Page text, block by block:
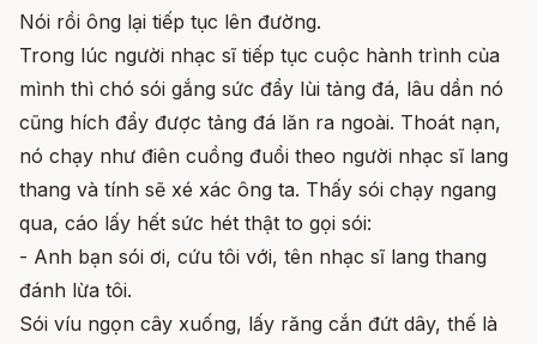
Nói rồi ông lại tiếp tục lên đường.
Trong lúc người nhạc sĩ tiếp tục cuộc hành trình của
mình thì chó sói gắng sức đẩy lùi tảng đá, lâu dần nó
cũng hích đẩy được tảng đá lăn ra ngoài. Thoát nạn,
nó chạy như điên cuồng đuổi theo người nhạc sĩ lang
thang và tính sẽ xé xác ông ta. Thấy sói chạy ngang
qua, cáo lấy hết sức hét thật to gọi sói:
- Anh bạn sói ơi, cứu tôi với, tên nhạc sĩ lang thang
đánh lừa tôi.
Sói víu ngọn cây xuống, lấy răng cắn đứt dây, thế là